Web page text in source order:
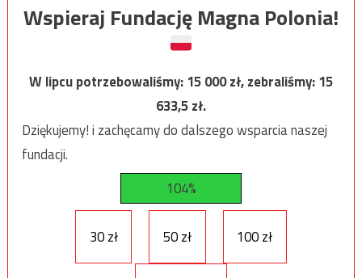
Wspieraj Fundację Magna Polonia!
W lipcu potrzebowaliśmy:15 000zł, zebraliśmy:15
633,5zł.
Dziękujemy! i zachęcamy do dalszego wsparcia naszej
fundacji.
104%
30 zł 50 zł 100 zł